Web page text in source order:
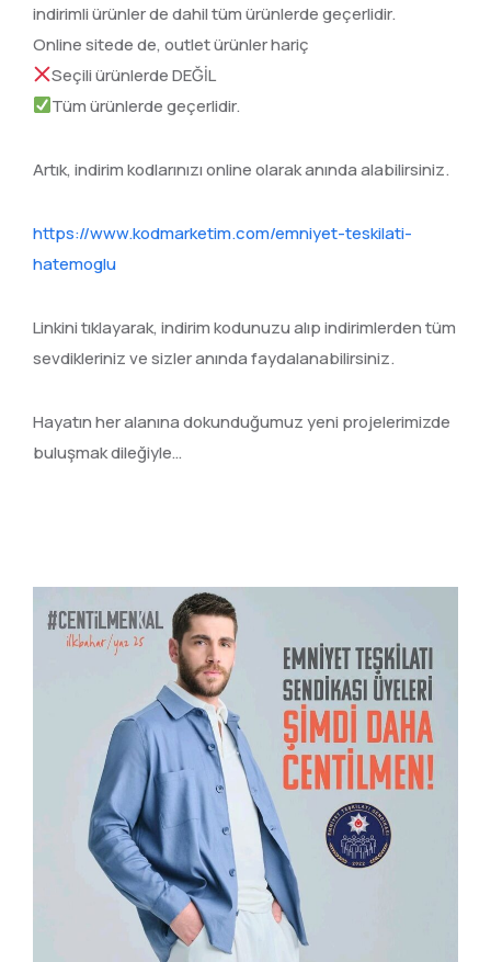
indirimli ürünler de dahil tüm ürünlerde geçerlidir.
Online sitede de, outlet ürünler hariç
Seçili ürünlerde DEĞİL
Tüm ürünlerde geçerlidir.
Artık, indirim kodlarınızı online olarak anında alabilirsiniz.
https://www.kodmarketim.com/emniyet-teskilati-
hatemoglu
Linkini tıklayarak, indirim kodunuzu alıp indirimlerden tüm
sevdikleriniz ve sizler anında faydalanabilirsiniz.
Hayatın her alanına dokunduğumuz yeni projelerimizde
buluşmak dileğiyle…